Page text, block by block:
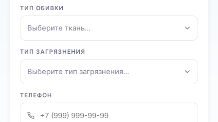
ТИП ОБИВКИ
Выберите ткань…
ТИП ЗАГРЯЗНЕНИЯ
Выберите тип загрязнения…
ТЕЛЕФОН